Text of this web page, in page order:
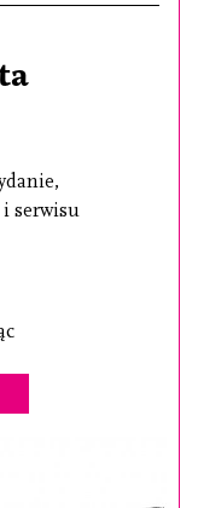
serwisu